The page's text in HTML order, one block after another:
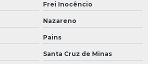
Frei Inocêncio
Nazareno
Pains
Santa Cruz de Minas